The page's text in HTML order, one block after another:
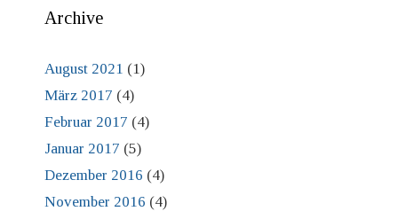
Archive
August 2021 (1)
März 2017 (4)
Februar 2017 (4)
Januar 2017 (5)
Dezember 2016 (4)
November 2016 (4)